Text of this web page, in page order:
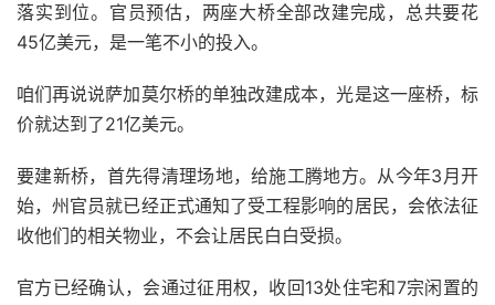
落实到位。官员预估，两座大桥全部改建完成，总共要花
45亿美元，是一笔不小的投入。
咱们再说说萨加莫尔桥的单独改建成本，光是这一座桥，标
价就达到了21亿美元。
要建新桥，首先得清理场地，给施工腾地方。从今年3月开
始，州官员就已经正式通知了受工程影响的居民，会依法征
收他们的相关物业，不会让居民白白受损。
官方已经确认，会通过征用权，收回13处住宅和7宗闲置的